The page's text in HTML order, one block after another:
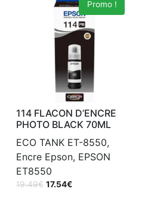
Promo !
114 FLACON D’ENCRE
PHOTO BLACK 70ML
ECO TANK ET-8550,
Encre Epson, EPSON
ET8550
19.49€ 17.54€